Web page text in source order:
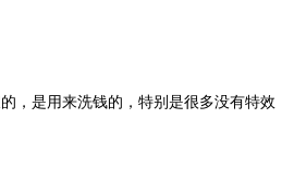
，是用来洗钱的，特别是很多没有特效